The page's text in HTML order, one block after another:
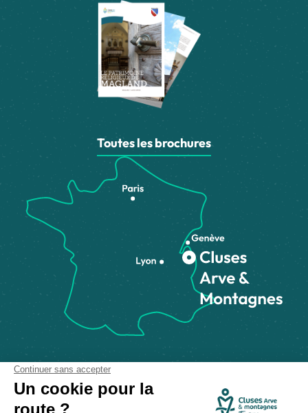
Toutes les brochures
Comment venir ?